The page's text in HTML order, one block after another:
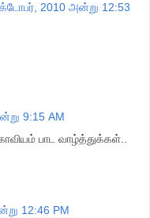
2010 அன்று 12:53
9:15 AM
பாட வாழ்த்துக்கள்..
12:46 PM